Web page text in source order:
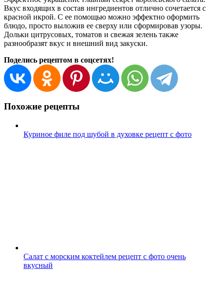
Вкус входящих в состав ингредиентов отлично сочетается с
красной икрой. С ее помощью можно эффектно оформить
блюдо, просто выложив ее сверху или сформировав узоры.
Дольки цитрусовых, томатов и свежая зелень также
разнообразят вкус и внешний вид закуски.
Поделись рецептом в соцсетях!
Похожие рецепты
Куриное филе под шубой в духовке рецепт с фото
Салат с морским коктейлем рецепт с фото очень
вкусный